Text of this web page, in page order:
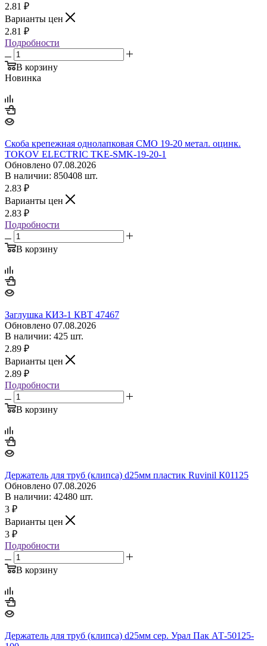
2.81 ₽
Варианты цен
2.81 ₽
Подробности
В корзину
Новинка
Скоба крепежная однолапковая СМО 19-20 метал. оцинк.
TOKOV ELECTRIC TKE-SMK-19-20-1
Обновлено 07.08.2026
В наличии: 850408 шт.
2.83 ₽
Варианты цен
2.83 ₽
Подробности
В корзину
Заглушка КИЗ-1 КВТ 47467
Обновлено 07.08.2026
В наличии: 425 шт.
2.89 ₽
Варианты цен
2.89 ₽
Подробности
В корзину
Держатель для труб (клипса) d25мм пластик Ruvinil К01125
Обновлено 07.08.2026
В наличии: 42480 шт.
3 ₽
Варианты цен
3 ₽
Подробности
В корзину
Держатель для труб (клипса) d25мм сер. Урал Пак АТ-50125-